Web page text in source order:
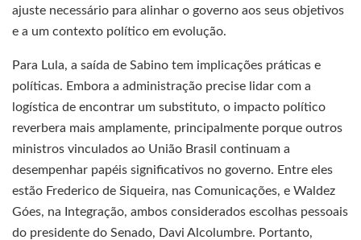
ajuste necessário para alinhar o governo aos seus objetivos
e a um contexto político em evolução.
Para Lula, a saída de Sabino tem implicações práticas e
políticas. Embora a administração precise lidar com a
logística de encontrar um substituto, o impacto político
reverbera mais amplamente, principalmente porque outros
ministros vinculados ao União Brasil continuam a
desempenhar papéis significativos no governo. Entre eles
estão Frederico de Siqueira, nas Comunicações, e Waldez
Góes, na Integração, ambos considerados escolhas pessoais
do presidente do Senado, Davi Alcolumbre. Portanto,